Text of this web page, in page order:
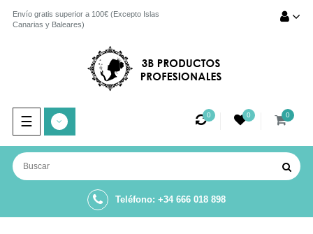
Envío gratis superior a 100€ (Excepto Islas
Canarias y Baleares)
Navegación
de
palanca
☰ 0 0 0
Teléfono: +34 666 018 898